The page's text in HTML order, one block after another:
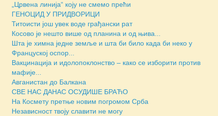
„Црвена линија“ коју не смемо прећи
ГЕНОЦИД У ПРИДВОРИЦИ
Титоисти још увек воде грађански рат
Косово је нешто више од планина и од њива...
Шта је химна једне земље и шта би било када би неко у
Француској оспор...
Вакцинација и идолопоклонство – како се изборити против
мафије...
Авганистан до Балкана
СВЕ НАС ДАНАС ОСУДИШЕ БРАЋО
На Космету претње новим погромом Срба
Независност твоју славити не могу